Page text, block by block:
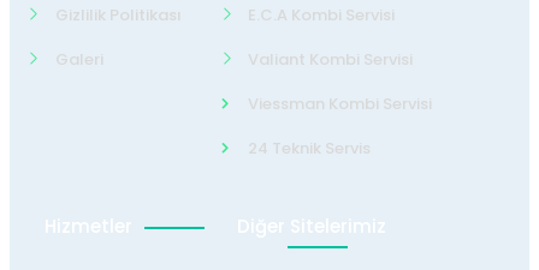
Gizlilik Politikası
Galeri
E.C.A Kombi Servisi
Valiant Kombi Servisi
Viessman Kombi Servisi
24 Teknik Servis
Hizmetler Diğer Sitelerimiz